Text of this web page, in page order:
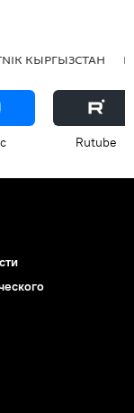
КЫРГЫЗСТАН
Rutube